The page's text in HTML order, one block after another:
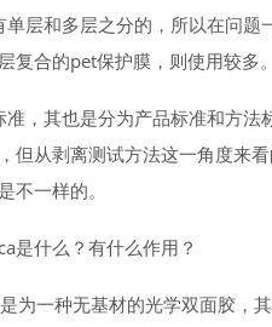
层和多层之分的，所以在问
复合的pet保护膜，则使用较多。
，其也是分为产品标准和方
但从剥离测试方法这一角度来
不一样的。
是什么？有什么作用？
为一种无基材的光学双面胶，